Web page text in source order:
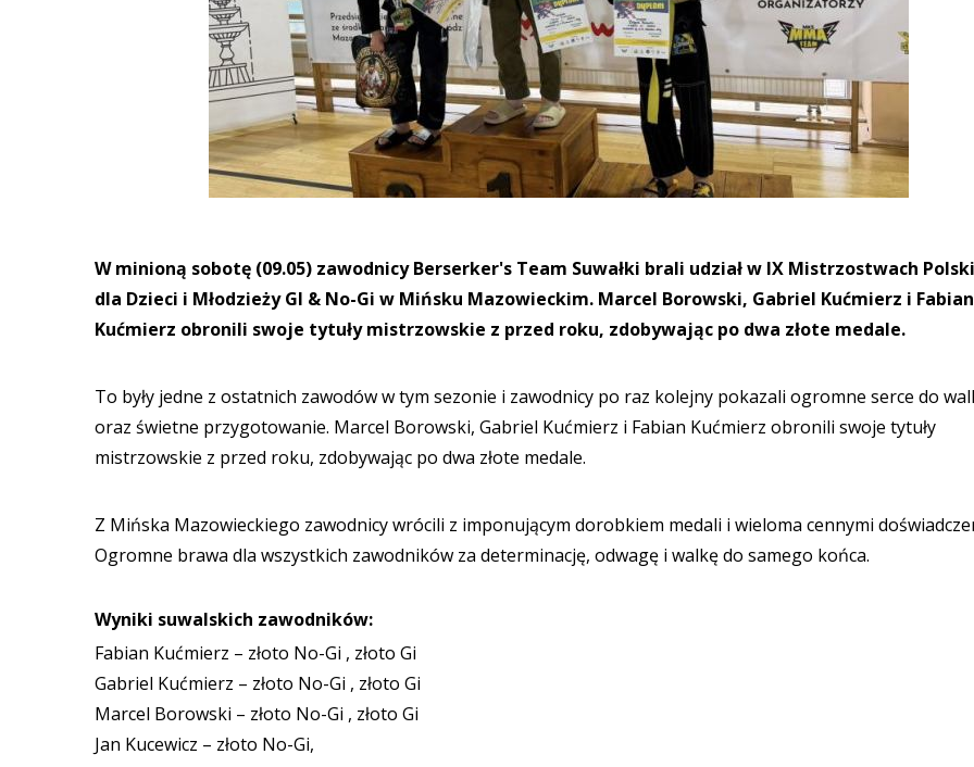
W minioną sobotę (09.05) zawodnicy Berserker's Team Suwałki brali udział w IX Mistrzostwach Polski
dla Dzieci i Młodzieży GI & No-Gi w Mińsku Mazowieckim. Marcel Borowski, Gabriel Kućmierz i Fabian
Kućmierz obronili swoje tytuły mistrzowskie z przed roku, zdobywając po dwa złote medale.
To były jedne z ostatnich zawodów w tym sezonie i zawodnicy po raz kolejny pokazali ogromne serce do
oraz świetne przygotowanie. Marcel Borowski, Gabriel Kućmierz i Fabian Kućmierz obronili swoje tytuły
mistrzowskie z przed roku, zdobywając po dwa złote medale.
Z Mińska Mazowieckiego zawodnicy wrócili z imponującym dorobkiem medali i wieloma cennymi
Ogromne brawa dla wszystkich zawodników za determinację, odwagę i walkę do samego końca.
Wyniki suwalskich zawodników:
Fabian Kućmierz – złoto No-Gi , złoto Gi
Gabriel Kućmierz – złoto No-Gi , złoto Gi
Marcel Borowski – złoto No-Gi , złoto Gi
Jan Kucewicz – złoto No-Gi,